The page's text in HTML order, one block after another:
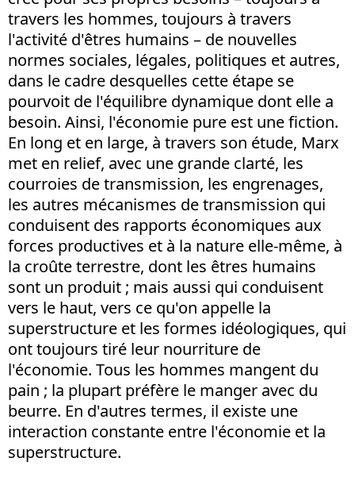
travers les hommes, toujours à travers
l'activité d'êtres humains – de nouvelles
normes sociales, légales, politiques et autres,
dans le cadre desquelles cette étape se
pourvoit de l'équilibre dynamique dont elle a
besoin. Ainsi, l'économie pure est une fiction.
En long et en large, à travers son étude, Marx
met en relief, avec une grande clarté, les
courroies de transmission, les engrenages,
les autres mécanismes de transmission qui
conduisent des rapports économiques aux
forces productives et à la nature elle-même, à
la croûte terrestre, dont les êtres humains
sont un produit ; mais aussi qui conduisent
vers le haut, vers ce qu'on appelle la
superstructure et les formes idéologiques, qui
ont toujours tiré leur nourriture de
l'économie. Tous les hommes mangent du
pain ; la plupart préfère le manger avec du
beurre. En d'autres termes, il existe une
interaction constante entre l'économie et la
superstructure.